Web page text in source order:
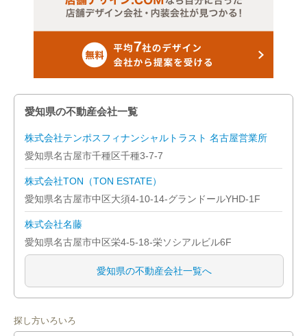
愛知県の不動産会社一覧
株式会社テンポスフィナンシャルトラスト 名古屋営業所
愛知県名古屋市千種区千種3-7-7
株式会社TON（TON ESTATE）
愛知県名古屋市中区大須4-10-14-グランドールYHD-1F
株式会社名藤
愛知県名古屋市中区栄4-5-18-栄ソシアルビル6F
愛知県の不動産会社一覧へ
探し方いろいろ